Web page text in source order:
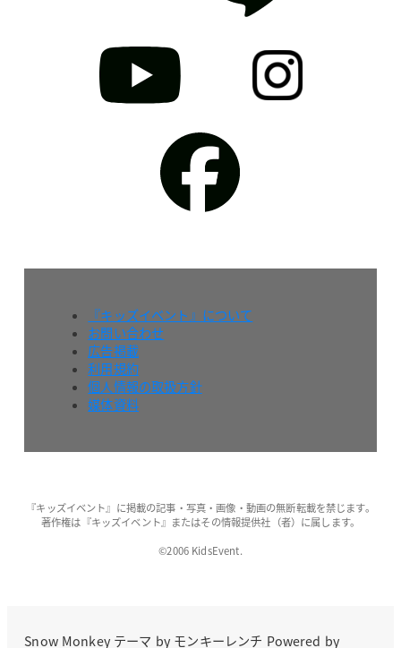
『キッズイベント』について
お問い合わせ
広告掲載
利用規約
個人情報の取扱方針
媒体資料
『キッズイベント』に掲載の記事・写真・画像・動画の無断転載を禁じます。
著作権は『キッズイベント』またはその情報提供社（者）に属します。
©2006 KidsEvent.
Snow Monkeyテーマ by モンキーレンチ Powered by